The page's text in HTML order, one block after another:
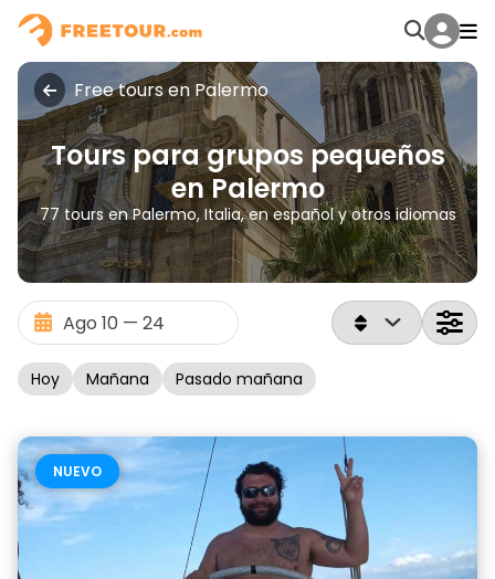
Free tours en Palermo
Tours para grupos pequeños
en Palermo
77 tours en Palermo, Italia, en español y otros idiomas
Hoy Mañana Pasado mañana
NUEVO